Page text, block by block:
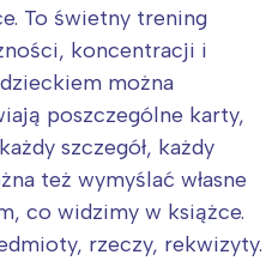
To świetny trening
koncentracji i
można
poszczególne karty,
szczegół, każdy
też wymyślać własne
co widzimy w książce.
rzeczy, rekwizyty.